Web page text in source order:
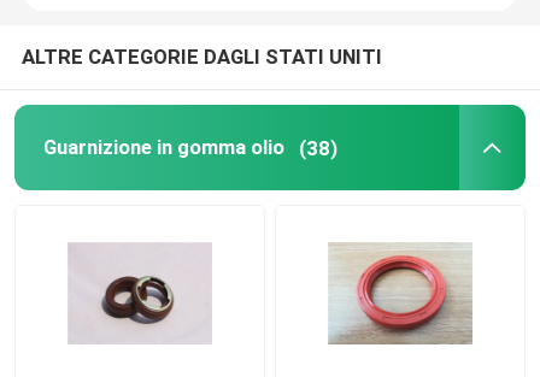
Rondella di sigillamento del metallo
parti metalliche lavorate
Riparazioni e fermi del metallo
ALTRE CATEGORIE DAGLI STATI UNITI
Guarnizione in gomma olio (38)